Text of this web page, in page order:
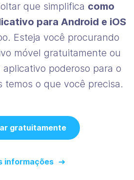
que simplifica como
para Android e iOS
Esteja você procurando
móvel gratuitamente ou
poderoso para o
temos o que você precisa.
gratuitamente
informações